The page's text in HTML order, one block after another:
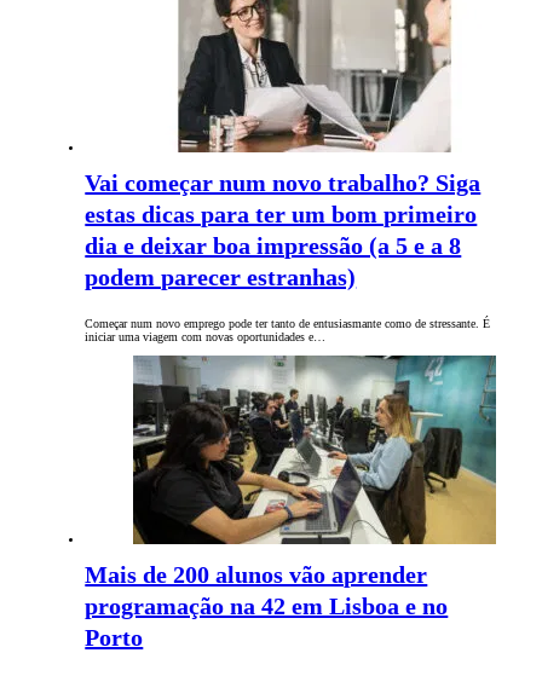
Vai começar num novo trabalho? Siga
estas dicas para ter um bom primeiro
dia e deixar boa impressão (a 5 e a 8
podem parecer estranhas)
Começar num novo emprego pode ter tanto de entusiasmante como de stressante. É
iniciar uma viagem com novas oportunidades e…
Mais de 200 alunos vão aprender
programação na 42 em Lisboa e no
Porto